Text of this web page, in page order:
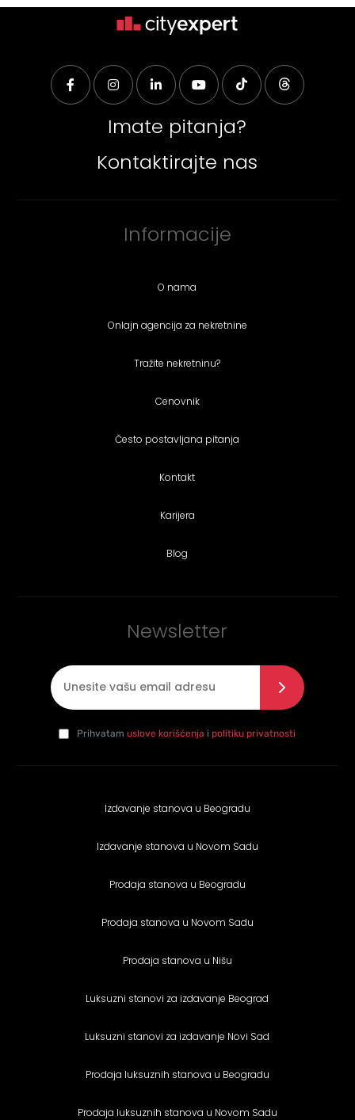
Imate pitanja?
Kontaktirajte nas
Informacije
O nama
Onlajn agencija za nekretnine
Tražite nekretninu?
Cenovnik
Često postavljana pitanja
Kontakt
Karijera
Blog
Newsletter
Slažem se sa politikom privatnosti*
daPrihvatamuslove korišćenja i politiku privatnosti
Izdavanje stanova u Beogradu
Izdavanje stanova u Novom Sadu
Prodaja stanova u Beogradu
Prodaja stanova u Novom Sadu
Prodaja stanova u Nišu
Luksuzni stanovi za izdavanje Beograd
Luksuzni stanovi za izdavanje Novi Sad
Prodaja luksuznih stanova u Beogradu
Prodaja luksuznih stanova u Novom Sadu